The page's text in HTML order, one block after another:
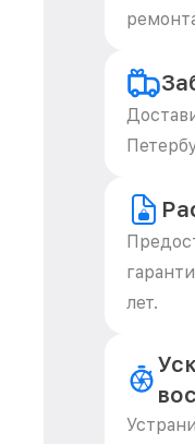
лет.